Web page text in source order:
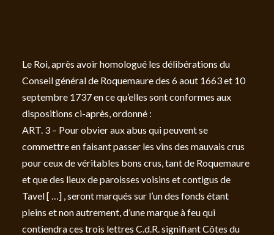
Le Roi, après avoir homologué les délibérations du
Conseil général de Roquemaure des 6 aout 1663 et 10
septembre 1737 en ce qu’elles sont conformes aux
dispositions ci-après, ordonné :
ART. 3 – Pour obvier aux abus qui peuvent se
commettre en faisant passer les vins des mauvais crus
pour ceux de véritables bons crus, tant de Roquemaure
et que des lieux de paroisses voisins et contigus de
Tavel [ …] , seront marqués sur l’un des fonds étant
pleins et non autrement, d’une marque à feu qui
contiendra ces trois lettres C.d.R. signifiant Côtes du